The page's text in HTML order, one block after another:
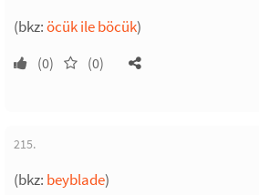
(bkz:öcük ile böcük)
(0) (0)
215.
(bkz: beyblade)